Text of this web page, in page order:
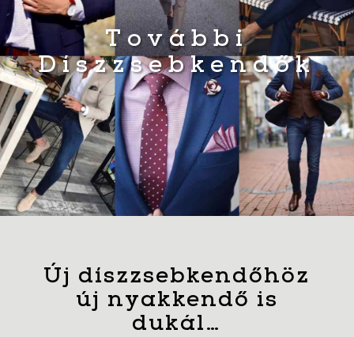
További
Díszzsebkendők
Új díszzsebkendőhöz
új nyakkendő is
dukál…